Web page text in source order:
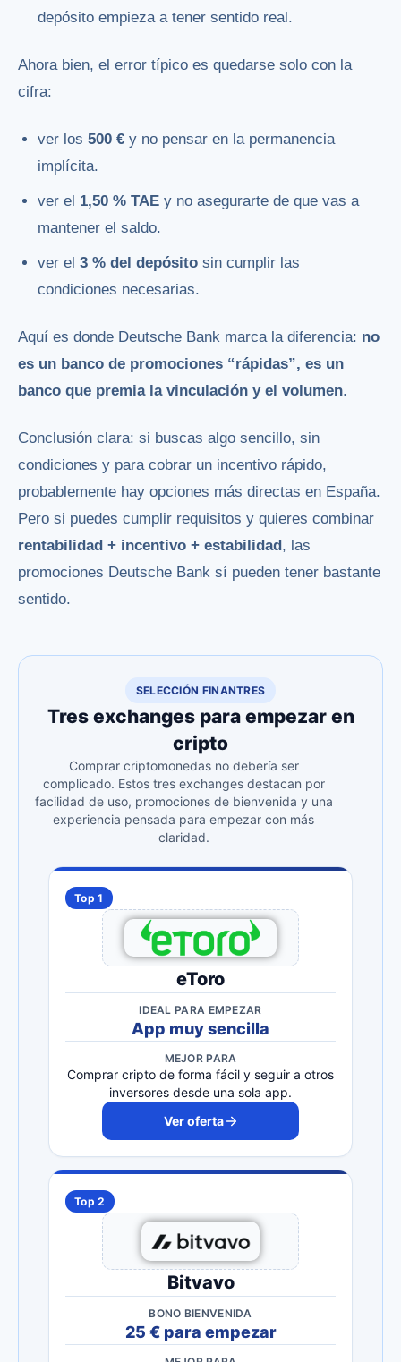
depósito empieza a tener sentido real.
Ahora bien, el error típico es quedarse solo con la
cifra:
ver los500 € y no pensar en la permanencia
implícita.
ver el 1,50 % TAE y no asegurarte de que vas a
mantener el saldo.
ver el3 % del depósito sin cumplir las
condiciones necesarias.
Aquí es donde Deutsche Bank marca la diferencia: no
es un banco de promociones “rápidas”, es un
banco que premia la vinculación y el volumen.
Conclusión clara: si buscas algo sencillo, sin
condiciones y para cobrar un incentivo rápido,
probablemente hay opciones más directas en España.
Pero si puedes cumplir requisitos y quieres combinar
rentabilidad + incentivo + estabilidad , las
promociones Deutsche Bank sí pueden tener bastante
sentido.
SELECCIÓN FINANTRES
Tres exchanges para empezar en
cripto
Comprar criptomonedas no debería ser
complicado. Estos tres exchanges destacan por
facilidad de uso, promociones de bienvenida y una
experiencia pensada para empezar con más
claridad.
Top 1
eToro
IDEAL PARA EMPEZAR
App muy sencilla
MEJOR PARA
Comprar cripto de forma fácil y seguir a otros
inversores desde una sola app.
Ver oferta
Top 2
Bitvavo
BONO BIENVENIDA
25 € para empezar